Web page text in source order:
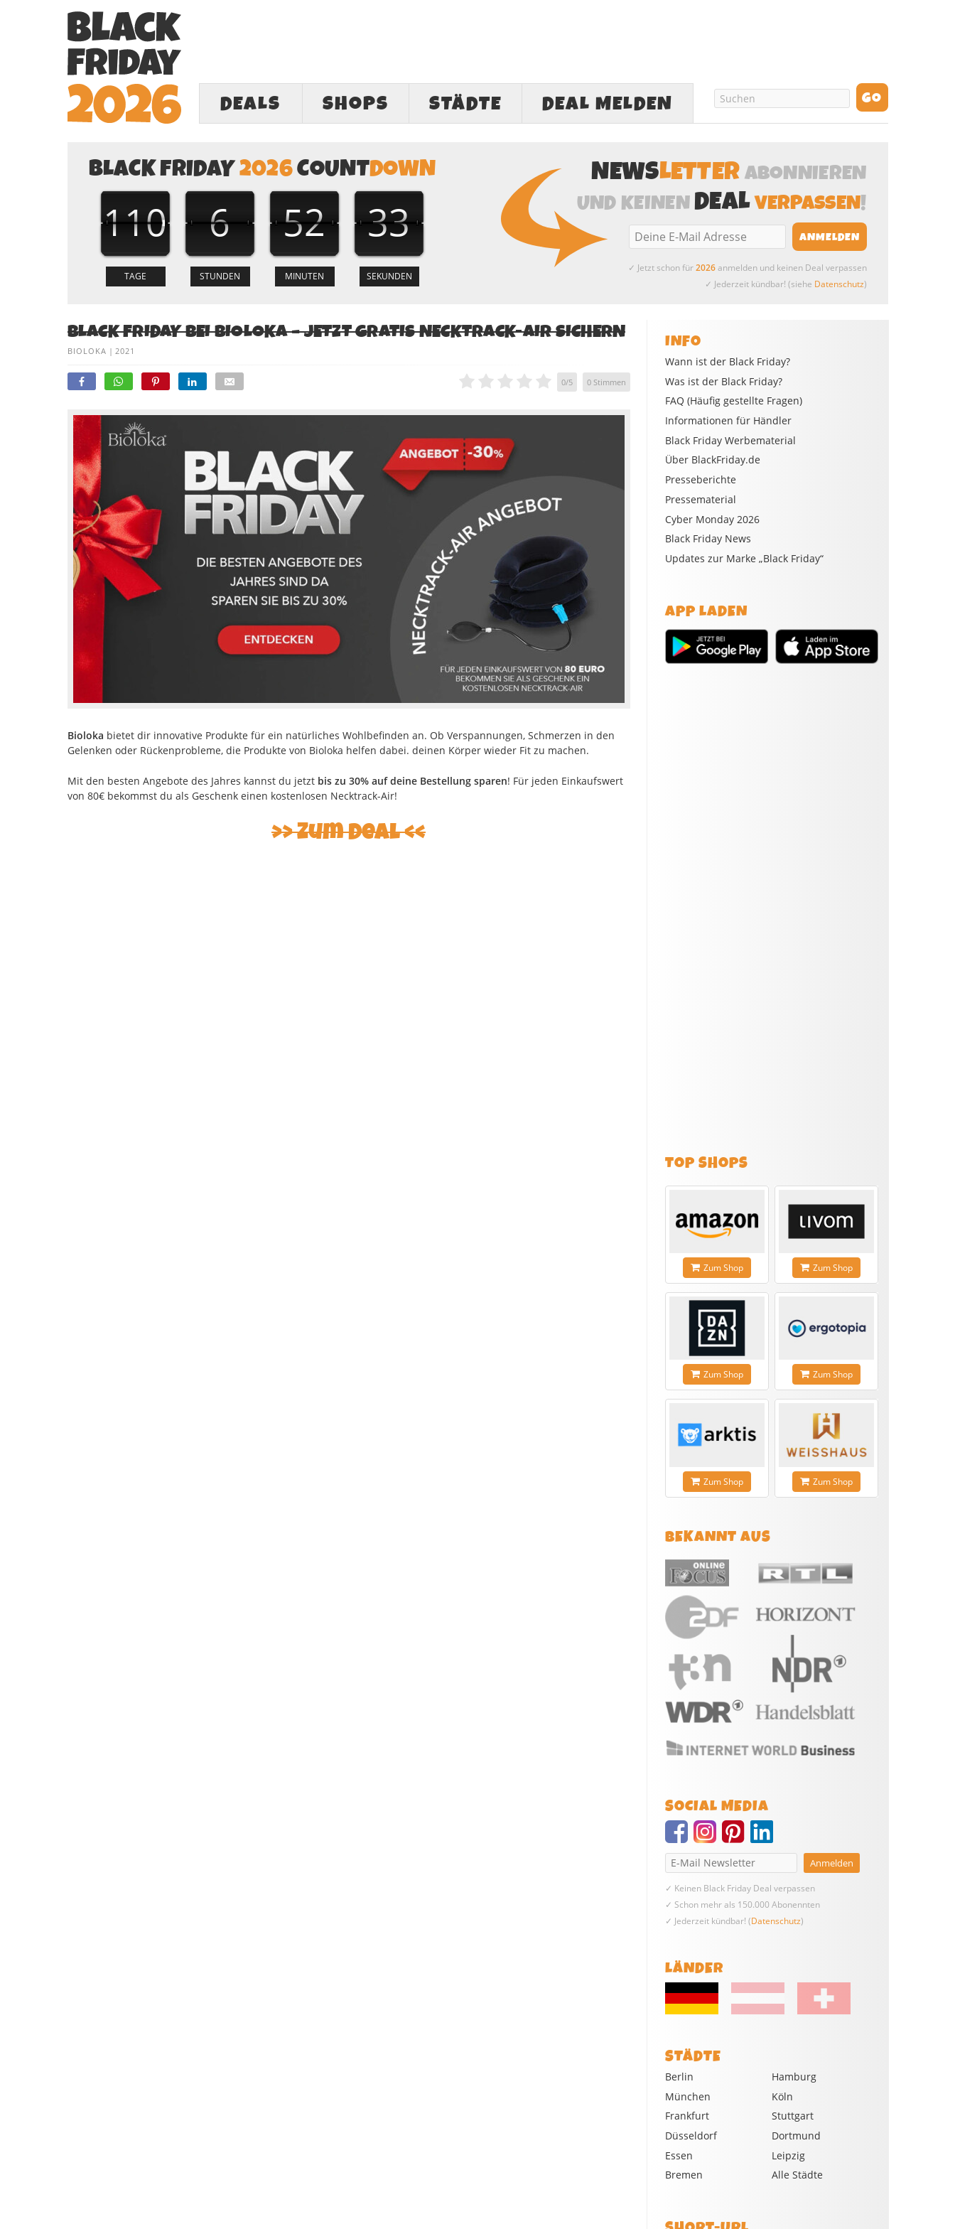
DEALS SHOPS STÄDTE DEAL MELDEN
BLACK FRIDAY2026COUNTDOWN
110 6 52 33
NEWSLETTERABONNIEREN
UND KEINENDEALVERPASSEN!
✓ Jetzt schon für2026anmelden und keinen Deal verpassen
✓ Jederzeit kündbar! (siehe Datenschutz)
BLACK FRIDAY BEI BIOLOKA – JETZT GRATIS NECKTRACK-AIR SICHERN
BIOLOKA | 2021
0/5 0Stimmen
Bioloka bietet dir innovative Produkte für ein natürliches Wohlbefinden an. Ob Verspannungen, Schmerzen in den
Gelenken oder Rückenprobleme, die Produkte von Bioloka helfen dabei. deinen Körper wieder Fit zu machen.
Mit den besten Angebote des Jahres kannst du jetzt bis zu 30% auf deine Bestellung sparen! Für jeden Einkaufswert
von 80€ bekommst du als Geschenk einen kostenlosen Necktrack-Air!
Zum Deal
INFO
Wann ist der Black Friday?
Was ist der Black Friday?
FAQ (Häufig gestellte Fragen)
Informationen für Händler
Black Friday Werbematerial
Über BlackFriday.de
Presseberichte
Pressematerial
Cyber Monday 2026
Black Friday News
Updates zur Marke „Black Friday“
APP LADEN
TOP SHOPS
Zum Shop Zum Shop
Zum Shop Zum Shop
Zum Shop Zum Shop
BEKANNT AUS
SOCIAL MEDIA
✓ Keinen Black Friday Deal verpassen
✓ Schon mehr als 150.000 Abonennten
✓ Jederzeit kündbar! (Datenschutz)
LÄNDER
STÄDTE
Berlin
Hamburg
München
Köln
Frankfurt
Stuttgart
Düsseldorf
Dortmund
Essen
Leipzig
Bremen
Alle Städte